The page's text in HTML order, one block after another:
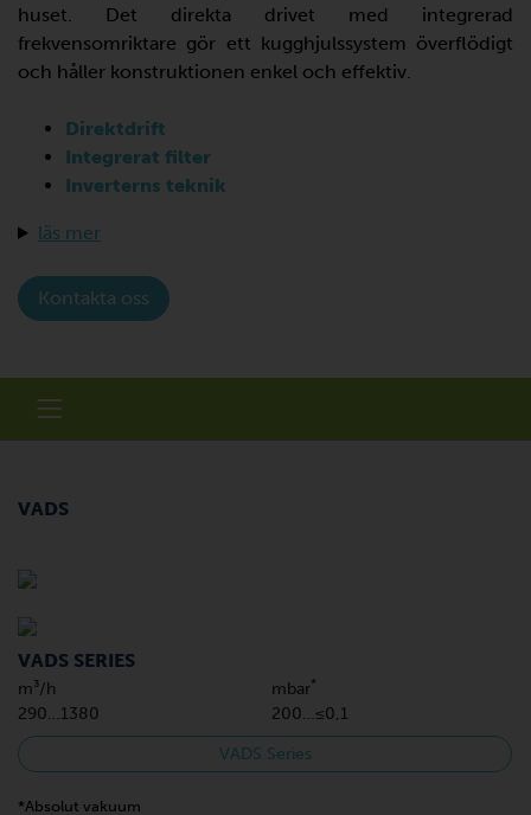
huset. Det direkta drivet med integrerad
frekvensomriktare gör ett kugghjulssystem överflödigt
och håller konstruktionen enkel och effektiv.
Direktdrift
Integrerat filter
Inverterns teknik
läs mer
Kontakta oss
VADS
VADS SERIES
m³/h mbar*
290…1380 200…≤0,1
VADS Series
*Absolut vakuum